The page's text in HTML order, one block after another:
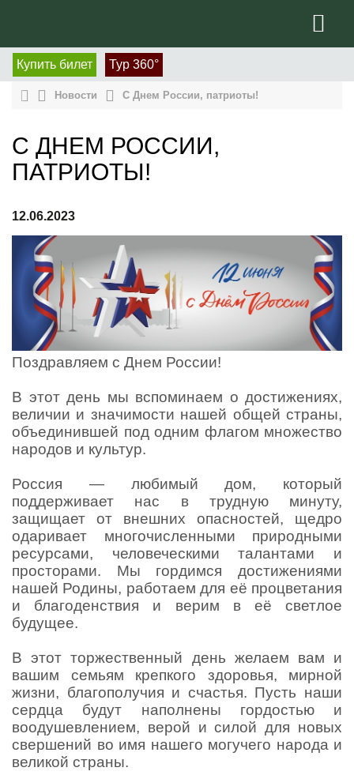
Купить билет Тур 360°
Новости С Днем России, патриоты!
С ДНЕМ РОССИИ,
ПАТРИОТЫ!
12.06.2023
Поздравляем с Днем России!
В этот день мы вспоминаем о достижениях,
величии и значимости нашей общей страны,
объединившей под одним флагом множество
народов и культур.
Россия — любимый дом, который
поддерживает нас в трудную минуту,
защищает от внешних опасностей, щедро
одаривает многочисленными природными
ресурсами, человеческими талантами и
просторами. Мы гордимся достижениями
нашей Родины, работаем для её процветания
и благоденствия и верим в её светлое
будущее.
В этот торжественный день желаем вам и
вашим семьям крепкого здоровья, мирной
жизни, благополучия и счастья. Пусть наши
сердца будут наполнены гордостью и
воодушевлением, верой и силой для новых
свершений во имя нашего могучего народа и
великой страны.